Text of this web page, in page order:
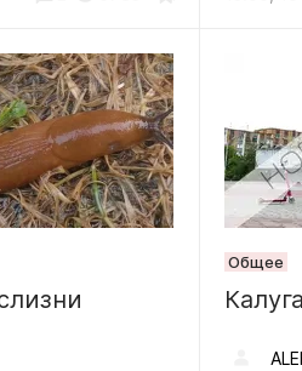
жилого
04.08, 18:19
ФСБ
области
Общее